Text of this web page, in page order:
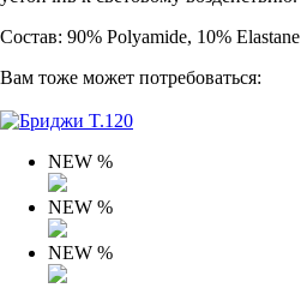
Состав: 90% Polyamide, 10% Elastane
Вам тоже может потребоваться:
NEW %
NEW %
NEW %